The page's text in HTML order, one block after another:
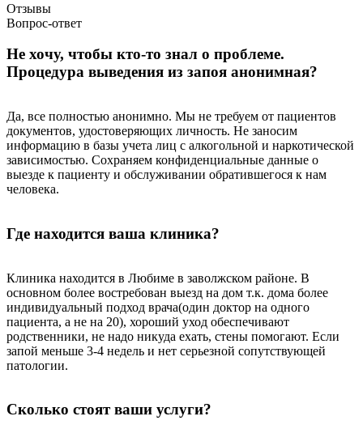
Отзывы
Вопрос-ответ
Не хочу, чтобы кто-то знал о проблеме.
Процедура выведения из запоя анонимная?
Да, все полностью анонимно. Мы не требуем от пациентов
документов, удостоверяющих личность. Не заносим
информацию в базы учета лиц с алкогольной и наркотической
зависимостью. Сохраняем конфиденциальные данные о
выезде к пациенту и обслуживании обратившегося к нам
человека.
Где находится ваша клиника?
Клиника находится в Любиме в заволжском районе. В
основном более востребован выезд на дом т.к. дома более
индивидуальный подход врача(один доктор на одного
пациента, а не на 20), хороший уход обеспечивают
родственники, не надо никуда ехать, стены помогают. Если
запой меньше 3-4 недель и нет серьезной сопутствующей
патологии.
Сколько стоят ваши услуги?